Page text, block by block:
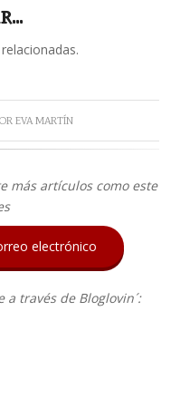
EVA MARTÍN
más artículos como este
electrónico
través de Bloglovin´: